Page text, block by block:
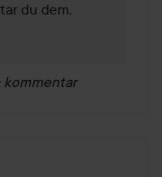
du dem.